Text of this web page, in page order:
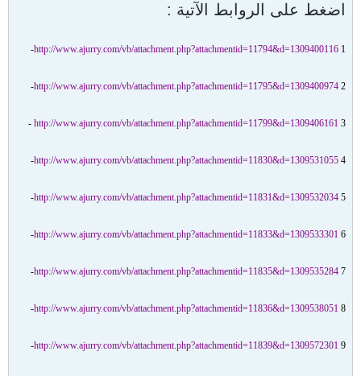
اضغط على الروابط الآتية :
http://www.ajurry.com/vb/attachment.php?attachmentid=11794&d=1309400116 1-
http://www.ajurry.com/vb/attachment.php?attachmentid=11795&d=1309400974 2-
http://www.ajurry.com/vb/attachment.php?attachmentid=11799&d=1309406161 3 -
http://www.ajurry.com/vb/attachment.php?attachmentid=11830&d=1309531055 4-
http://www.ajurry.com/vb/attachment.php?attachmentid=11831&d=1309532034 5-
http://www.ajurry.com/vb/attachment.php?attachmentid=11833&d=1309533301 6-
http://www.ajurry.com/vb/attachment.php?attachmentid=11835&d=1309535284 7-
http://www.ajurry.com/vb/attachment.php?attachmentid=11836&d=1309538051 8-
http://www.ajurry.com/vb/attachment.php?attachmentid=11839&d=1309572301 9-